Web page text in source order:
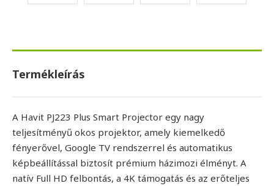
Termékleírás
A Havit PJ223 Plus Smart Projector egy nagy
teljesítményű okos projektor, amely kiemelkedő
fényerővel, Google TV rendszerrel és automatikus
képbeállítással biztosít prémium házimozi élményt. A
natív Full HD felbontás, a 4K támogatás és az erőteljes